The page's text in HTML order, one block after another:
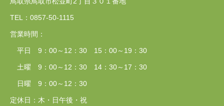
TEL：0857‐50‐1115
営業時間：
平日 9：00～12：30 15：00～19：30
土曜 9：00～12：30 14：30～17：30
日曜 9：00～12：30
定休日：木・日午後・祝